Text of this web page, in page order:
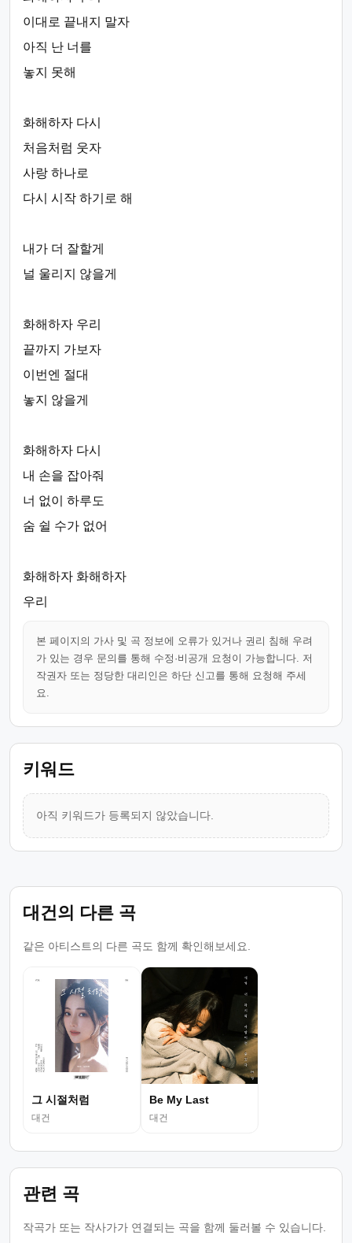
이대로 끝내지 말자
아직 난 너를
놓지 못해
화해하자 다시
처음처럼 웃자
사랑 하나로
다시 시작 하기로 해
내가 더 잘할게
널 울리지 않을게
화해하자 우리
끝까지 가보자
이번엔 절대
놓지 않을게
화해하자 다시
내 손을 잡아줘
너 없이 하루도
숨 쉴 수가 없어
화해하자 화해하자
우리
본 페이지의 가사 및 곡 정보에 오류가 있거나 권리 침해 우려
가 있는 경우 문의를 통해 수정·비공개 요청이 가능합니다. 저
작권자 또는 정당한 대리인은 하단 신고를 통해 요청해 주세
요.
키워드
아직 키워드가 등록되지 않았습니다.
대건의 다른 곡
같은 아티스트의 다른 곡도 함께 확인해보세요.
그 시절처럼
대건
Be My Last
대건
관련 곡
작곡가 또는 작사가가 연결되는 곡을 함께 둘러볼 수 있습니다.